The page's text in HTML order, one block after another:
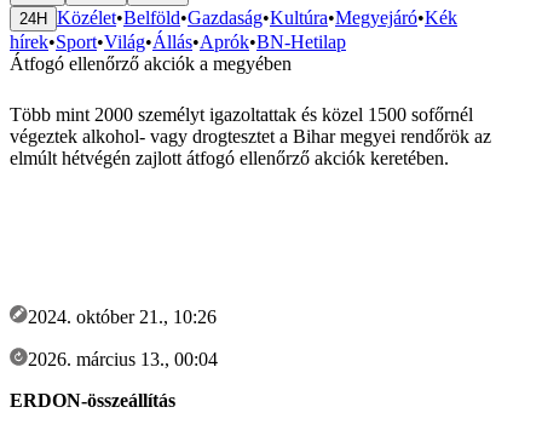
24H Közélet•Belföld•Gazdaság•Kultúra•Megyejáró•Kék
hírek•Sport•Világ•Állás•Aprók•BN-Hetilap
Átfogó ellenőrző akciók a megyében
Több mint 2000 személyt igazoltattak és közel 1500 sofőrnél
végeztek alkohol- vagy drogtesztet a Bihar megyei rendőrök az
elmúlt hétvégén zajlott átfogó ellenőrző akciók keretében.
2024. október 21., 10:26
2026. március 13., 00:04
ERDON-összeállítás